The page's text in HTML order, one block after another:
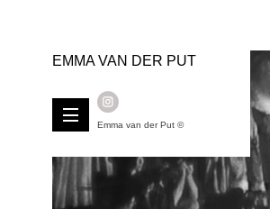
EMMA VAN DER PUT
Emma van der Put ©